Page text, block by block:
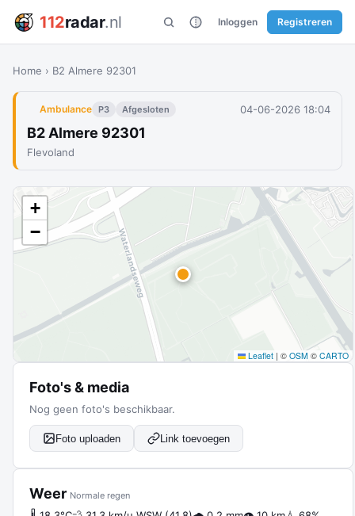
112radar.nl Inloggen Registreren
Home › B2 Almere 92301
Ambulance P3 Afgesloten 04-06-2026 18:04
B2 Almere 92301
Flevoland
+
−
Leaflet | © OSM © CARTO
Foto's & media
Nog geen foto's beschikbaar.
Foto uploaden Link toevoegen
Weer Normale regen